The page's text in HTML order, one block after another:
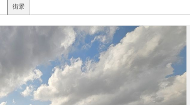
街景